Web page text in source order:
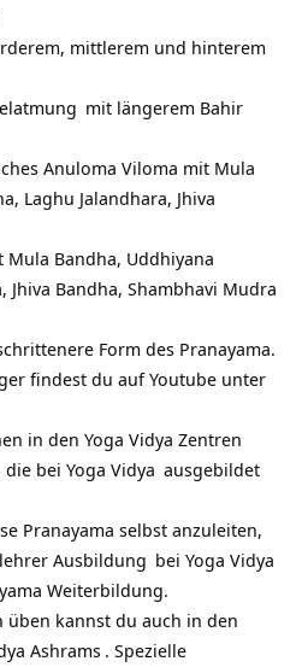
mittlerem und hinterem
mit längerem Bahir
Anuloma Viloma mit Mula
Laghu Jalandhara, Jhiva
Bandha, Uddhiyana
Jhiva Bandha, Shambhavi Mudra
Form des Pranayama.
findest du auf Youtube unter
in den Yoga Vidya Zentren
bei Yoga Vidya ausgebildet
Pranayama selbst anzuleiten,
Ausbildung bei Yoga Vidya
Weiterbildung.
üben kannst du auch in den
Ashrams . Spezielle